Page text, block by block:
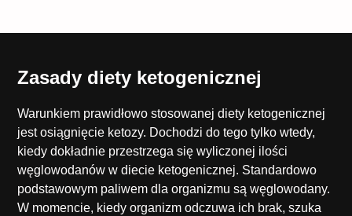
Zasady diety ketogenicznej
Warunkiem prawidłowo stosowanej diety ketogenicznej
jest osiągnięcie ketozy. Dochodzi do tego tylko wtedy,
kiedy dokładnie przestrzega się wyliczonej ilości
węglowodanów w diecie ketogenicznej. Standardowo
podstawowym paliwem dla organizmu są węglowodany.
W momencie, kiedy organizm odczuwa ich brak, szuka